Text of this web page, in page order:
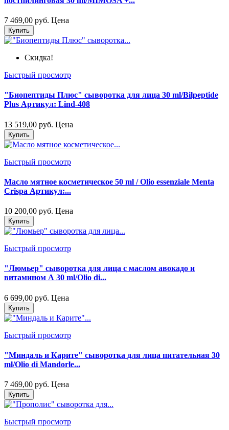
7 469,00 руб. Цена
Купить
Скидка!
Быстрый просмотр
"Биопептиды Плюс" сыворотка для лица 30 ml/Bilpeptide
Plus Артикул: Lind-408
13 519,00 руб. Цена
Купить
Быстрый просмотр
Масло мятное косметическое 50 ml / Olio essenziale Menta
Crispa Артикул:...
10 200,00 руб. Цена
Купить
Быстрый просмотр
"Люмьер" сыворотка для лица с маслом авокадо и
витамином А 30 ml/Olio di...
6 699,00 руб. Цена
Купить
Быстрый просмотр
"Миндаль и Карите" сыворотка для лица питательная 30
ml/Olio di Mandorle...
7 469,00 руб. Цена
Купить
Быстрый просмотр